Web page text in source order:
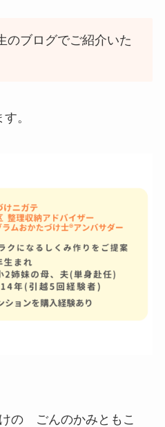
のブログでご紹介いた
。
の　ごんのかみともこ